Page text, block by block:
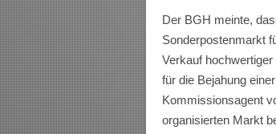
Der BGH meinte,
Sonderpostenmarkt
Verkauf
für die Bejahung
Kommissionsagent
organisierten Markt